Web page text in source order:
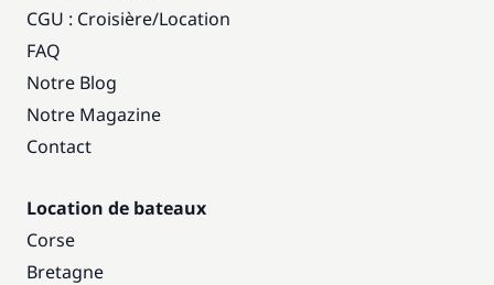
CGU : Croisière/Location
FAQ
Notre Blog
Notre Magazine
Contact
Location de bateaux
Corse
Bretagne